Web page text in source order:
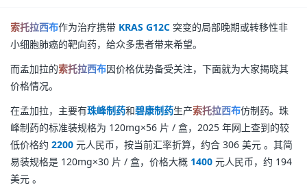
索托拉西布作为治疗携带 KRAS G12C 突变的局部晚期或转移性非
小细胞肺癌的靶向药，给众多患者带来希望。
而孟加拉的索托拉西布因价格优势备受关注，下面就为大家揭晓其
价格情况。
在孟加拉，主要有珠峰制药和碧康制药生产索托拉西布仿制药。珠
峰制药的标准装规格为 120mg×56 片 / 盒，2025 年网上查到的较
低价格约 2200 元人民币，按当前汇率折算，约合 306 美元 。其简
易装规格是 120mg×30 片 / 盒，价格大概 1400 元人民币，约 194
美元 。